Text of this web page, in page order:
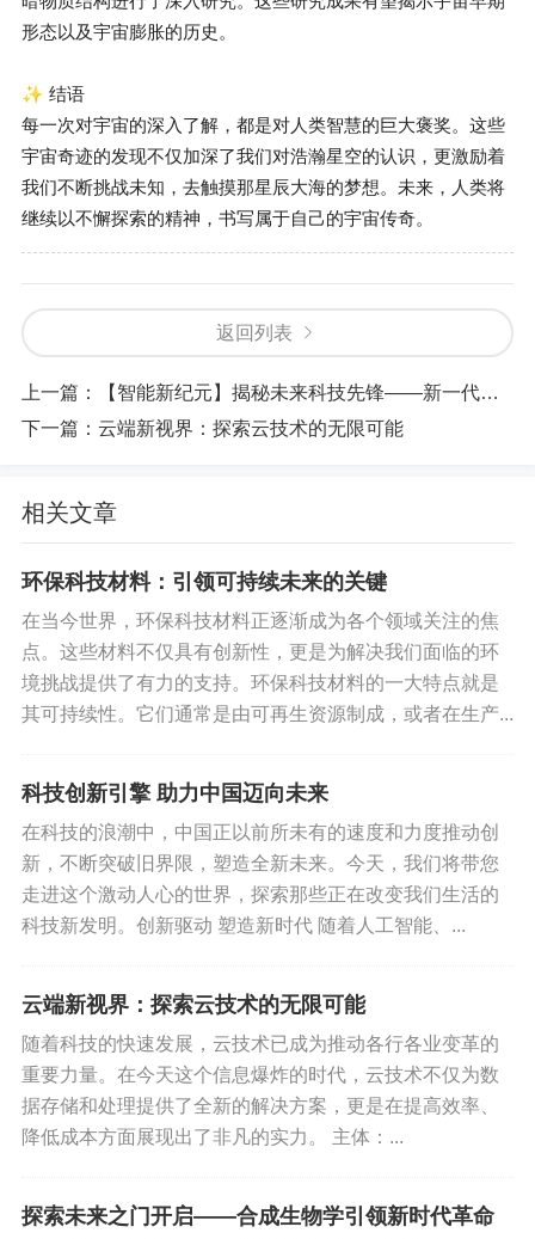
形态以及宇宙膨胀的历史。
✨ 结语
每一次对宇宙的深入了解，都是对人类智慧的巨大褒奖。这些
宇宙奇迹的发现不仅加深了我们对浩瀚星空的认识，更激励着
我们不断挑战未知，去触摸那星辰大海的梦想。未来，人类将
继续以不懈探索的精神，书写属于自己的宇宙传奇。
返回列表
上一篇：
【智能新纪元】揭秘未来科技先锋——新一代机器人的变革之路
下一篇： 云端新视界：探索云技术的无限可能
相关文章
环保科技材料：引领可持续未来的关键
在当今世界，环保科技材料正逐渐成为各个领域关注的焦
点。这些材料不仅具有创新性，更是为解决我们面临的环
境挑战提供了有力的支持。环保科技材料的一大特点就是
其可持续性。它们通常是由可再生资源制成，或者在生产...
科技创新引擎 助力中国迈向未来
在科技的浪潮中，中国正以前所未有的速度和力度推动创
新，不断突破旧界限，塑造全新未来。今天，我们将带您
走进这个激动人心的世界，探索那些正在改变我们生活的
科技新发明。创新驱动 塑造新时代 随着人工智能、...
云端新视界：探索云技术的无限可能
随着科技的快速发展，云技术已成为推动各行各业变革的
重要力量。在今天这个信息爆炸的时代，云技术不仅为数
据存储和处理提供了全新的解决方案，更是在提高效率、
降低成本方面展现出了非凡的实力。 主体：...
探索未来之门开启——合成生物学引领新时代革命